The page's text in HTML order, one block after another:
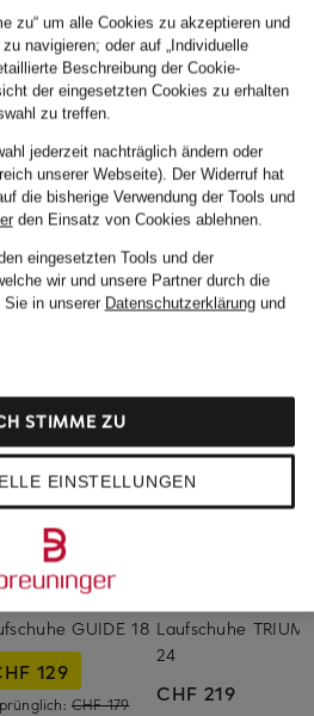
GUIDE 18
129
CHF 179
Laufschuhe
24
CHF 219
zu“ um alle Cookies zu akzeptieren und
navigieren; oder auf „Individuelle
Beschreibung der Cookie-
der eingesetzten Cookies zu erhalten
zu treffen.
jederzeit nachträglich ändern oder
unserer Webseite). Der Widerruf hat
die bisherige Verwendung der Tools und
den Einsatz von Cookies ablehnen.
eingesetzten Tools und der
wir und unsere Partner durch die
Sie in unserer Datenschutzerklärungund
EINSTELLUNGEN
STIMME ZU